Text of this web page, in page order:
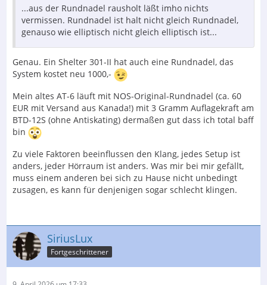
...aus der Rundnadel rausholt läßt imho nichts
vermissen. Rundnadel ist halt nicht gleich Rundnadel,
genauso wie elliptisch nicht gleich elliptisch ist...
Genau. Ein Shelter 301-II hat auch eine Rundnadel, das
System kostet neu 1000,-
Mein altes AT-6 läuft mit NOS-Original-Rundnadel (ca. 60
EUR mit Versand aus Kanada!) mit 3 Gramm Auflagekraft am
BTD-12S (ohne Antiskating) dermaßen gut dass ich total baff
bin
Zu viele Faktoren beeinflussen den Klang, jedes Setup ist
anders, jeder Hörraum ist anders. Was mir bei mir gefällt,
muss einem anderen bei sich zu Hause nicht unbedingt
zusagen, es kann für denjenigen sogar schlecht klingen.
SiriusLux
Fortgeschrittener